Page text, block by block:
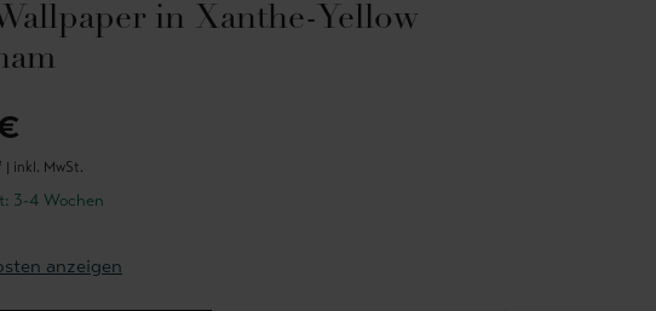
in Xanthe-Yellow
| inkl. MwSt.
3-4 Wochen
anzeigen